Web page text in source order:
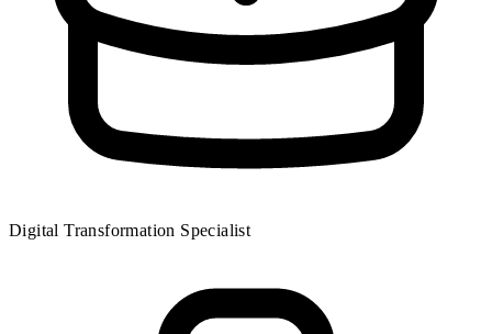
Digital Transformation Specialist